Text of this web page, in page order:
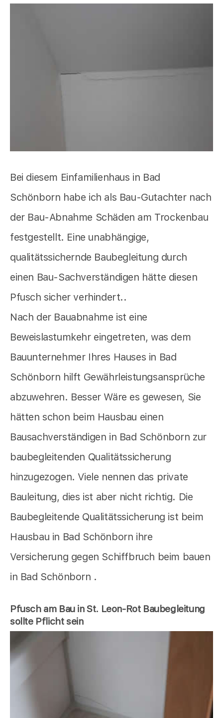
Bei diesem Einfamilienhaus in Bad
Schönborn habe ich als Bau-Gutachter nach
der Bau-Abnahme Schäden am Trockenbau
festgestellt. Eine unabhängige,
qualitätssichernde Baubegleitung durch
einen Bau-Sachverständigen hätte diesen
Pfusch sicher verhindert..
Nach der Bauabnahme ist eine
Beweislastumkehr eingetreten, was dem
Bauunternehmer Ihres Hauses in Bad
Schönborn hilft Gewährleistungsansprüche
abzuwehren. Besser Wäre es gewesen, Sie
hätten schon beim Hausbau einen
Bausachverständigen in Bad Schönborn zur
baubegleitenden Qualitätssicherung
hinzugezogen. Viele nennen das private
Bauleitung, dies ist aber nicht richtig. Die
Baubegleitende Qualitätssicherung ist beim
Hausbau in Bad Schönborn ihre
Versicherung gegen Schiffbruch beim bauen
in Bad Schönborn .
Pfusch am Bau in St. Leon-Rot Baubegleitung
sollte Pflicht sein